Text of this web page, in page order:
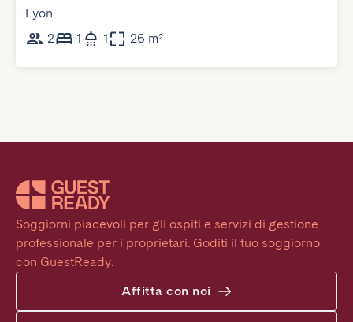
Lyon
2
1 1 26 m²
Soggiorni piacevoli per gli ospiti e servizi di gestione
professionale per i proprietari. Goditi il tuo soggiorno
con GuestReady.
Affitta con noi